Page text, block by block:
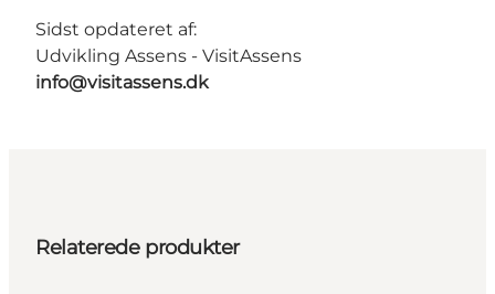
Sidst opdateret af:
Udvikling Assens - VisitAssens
info@visitassens.dk
Relaterede produkter